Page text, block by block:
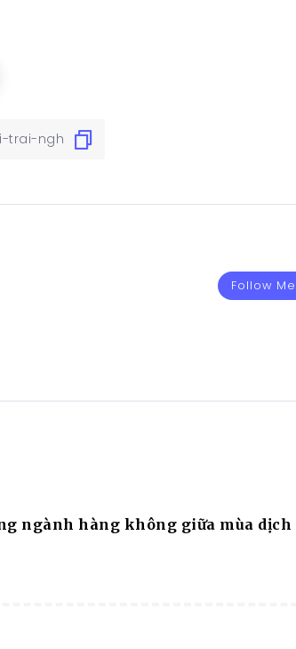
Follow Me
ngành hàng không giữa mùa dịch